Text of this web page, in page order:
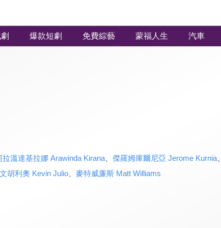
爆款短劇 免費綜藝 蒙福人生 汽車
拉溫達基拉娜 Arawinda Kirana、 傑羅姆庫爾尼亞 Jerome Kurnia、
胡利奧 Kevin Julio、 麥特威廉斯 Matt Williams